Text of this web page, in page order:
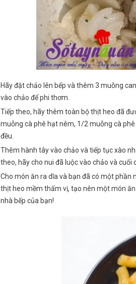
Hãy đặt chảo lên bếp và thêm 3 muỗng
vào chảo để phi thơm.
Tiếp theo, hãy thêm toàn bộ thịt heo đã
muỗng cà phê hạt nêm, 1/2 muỗng cà
đều.
Thêm hành tây vào chảo và tiếp tục xào
theo, hãy cho nui đã luộc vào chảo và
Cho món ăn ra dĩa và bạn đã có một phần
thịt heo mềm thấm vị, tạo nên một món
nhà bếp của bạn!